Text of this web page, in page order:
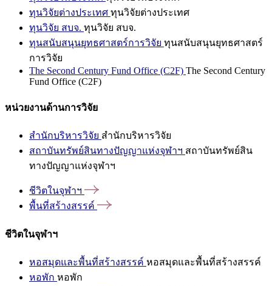
ทุนวิจัยต่างประเทศ ทุนวิจัยต่างประเทศ
ทุนวิจัย สบจ. ทุนวิจัย สบจ.
ทุนสนับสนุนยุทธศาสตร์การวิจัย ทุนสนับสนุนยุทธศาสตร์
การวิจัย
The Second Century Fund Office (C2F) The Second Century
Fund Office (C2F)
หน่วยงานด้านการวิจัย
สำนักบริหารวิจัย สำนักบริหารวิจัย
สถาบันทรัพย์สินทางปัญญาแห่งจุฬาฯ สถาบันทรัพย์สิน
ทางปัญญาแห่งจุฬาฯ
ชีวิตในจุฬาฯ
พื้นที่สร้างสรรค์
ชีวิตในจุฬาฯ
หอสมุดและพื้นที่สร้างสรรค์ หอสมุดและพื้นที่สร้างสรรค์
หอพัก หอพัก